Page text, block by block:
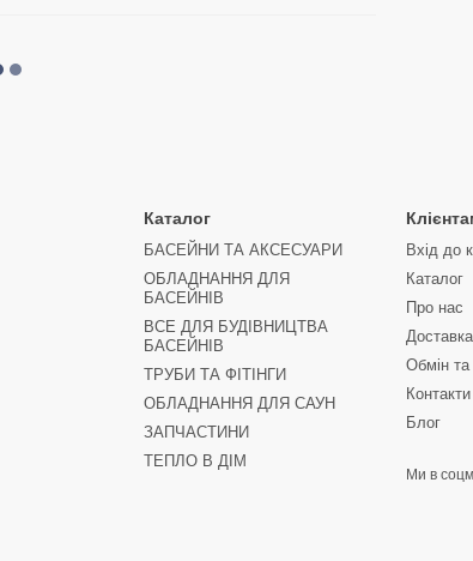
Каталог
БАСЕЙНИ ТА АКСЕСУАРИ
ОБЛАДНАННЯ ДЛЯ
БАСЕЙНІВ
ВСЕ ДЛЯ БУДІВНИЦТВА
БАСЕЙНІВ
ТРУБИ ТА ФІТІНГИ
ОБЛАДНАННЯ ДЛЯ САУН
ЗАПЧАСТИНИ
ТЕПЛО В ДІМ
Вхід до
Каталог
Про нас
Обмін
Контакти
Блог
Ми в